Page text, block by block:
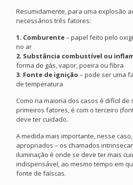
Resumidamente, para uma explosão
necessários três fatores:
1. Comburente– papel feito pelo
no ar
2. Substância combustível ou
forma de gás, vapor, poeira ou fibra
3. Fonte de ignição – pode ser uma
de temperatura
Como na maioria dos casos é difícil de
primeiros fatores, é com o terceiro
deve ter cuidado.
A medida mais importante, nesse
apropriados – os chamados
iluminação é onde se deve ter mais
indispensável, ao mesmo tempo em
fonte de faíscas.